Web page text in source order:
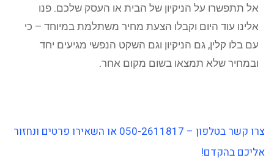
אל תתפשרו על הניקיון של הבית או העסק שלכם. פנו
אלינו עוד היום וקבלו הצעת מחיר משתלמת במיוחד – כי
עם בלו קלין, גם הניקיון וגם השקט הנפשי מגיעים יחד
ובמחיר שלא תמצאו בשום מקום אחר.
צרו קשר בטלפון – 050-2611817 או השאירו פרטים ונחזור
אליכם בהקדם!